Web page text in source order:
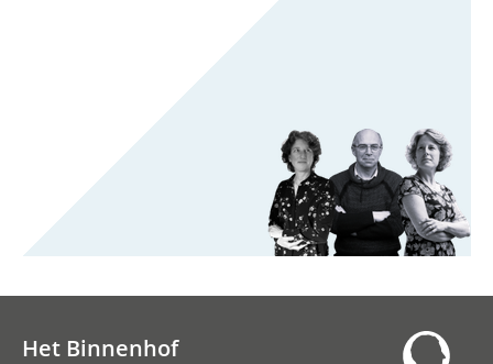
Het Binnenhof